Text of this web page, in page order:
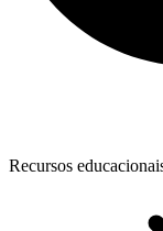
Recursos